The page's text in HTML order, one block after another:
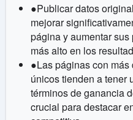
●Publicar datos
mejorar
página y aumentar
más alto en los
●Las páginas con
únicos tienden a tener
términos de ganancia
crucial para destacar